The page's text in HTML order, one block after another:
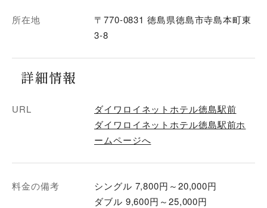
所在地
〒770-0831 徳島県徳島市寺島本町東
3-8
詳細情報
URL
ダイワロイネットホテル徳島駅前
ダイワロイネットホテル徳島駅前ホ
ームページへ
料金の備考
シングル 7,800円～20,000円
ダブル 9,600円～25,000円